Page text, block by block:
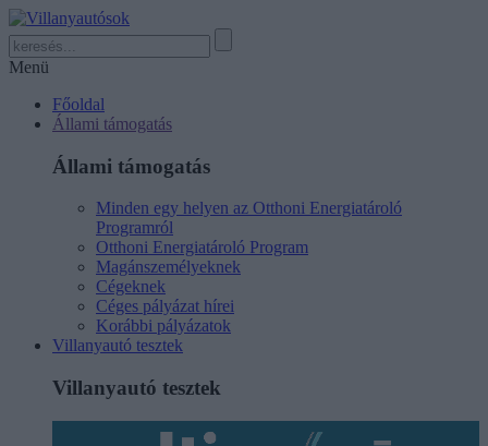
Menü
Főoldal
Állami támogatás
Állami támogatás
Minden egy helyen az Otthoni Energiatároló
Programról
Otthoni Energiatároló Program
Magánszemélyeknek
Cégeknek
Céges pályázat hírei
Korábbi pályázatok
Villanyautó tesztek
Villanyautó tesztek